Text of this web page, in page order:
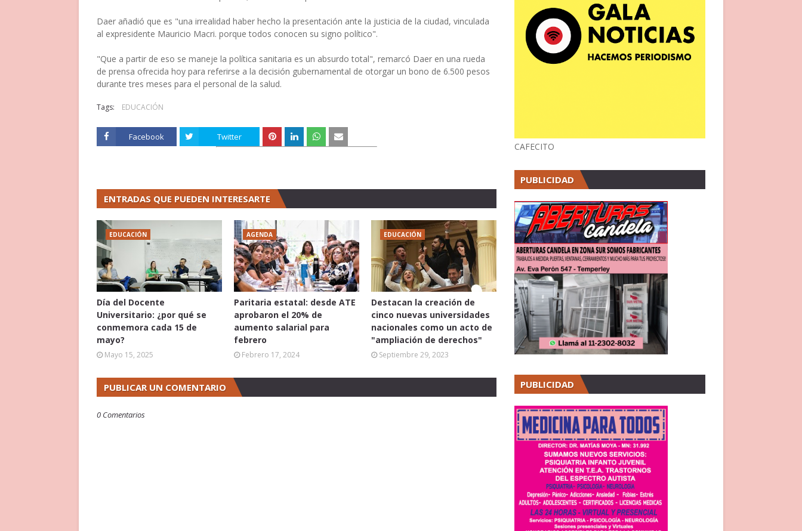
Daer añadió que es "una irrealidad haber hecho la presentación ante la justicia de la ciudad, vinculada
al expresidente Mauricio Macri. porque todos conocen su signo político".
"Que a partir de eso se maneje la política sanitaria es un absurdo total", remarcó Daer en una rueda
de prensa ofrecida hoy para referirse a la decisión gubernamental de otorgar un bono de 6.500 pesos
durante tres meses para el personal de la salud.
Tags: EDUCACIÓN
Facebook Twitter
ENTRADAS QUE PUEDEN INTERESARTE
EDUCACIÓN
Día del Docente
Universitario: ¿por qué se
conmemora cada 15 de
mayo?
Mayo 15, 2025
AGENDA
Paritaria estatal: desde ATE
aprobaron el 20% de
aumento salarial para
febrero
Febrero 17, 2024
EDUCACIÓN
Destacan la creación de
cinco nuevas universidades
nacionales como un acto de
"ampliación de derechos"
Septiembre 29, 2023
PUBLICAR UN COMENTARIO
0 Comentarios
CAFECITO
PUBLICIDAD
PUBLICIDAD